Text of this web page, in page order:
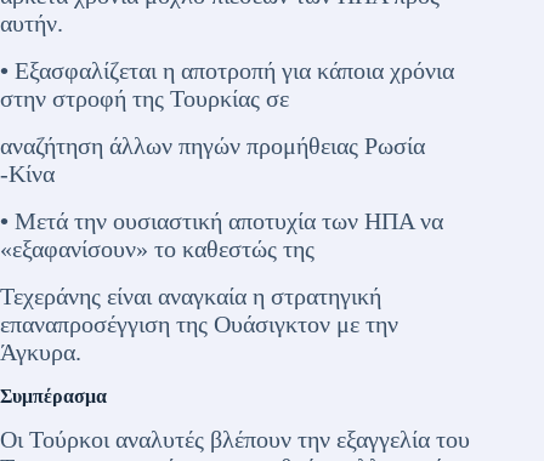
αυτήν.
• Εξασφαλίζεται η αποτροπή για κάποια χρόνια
στην στροφή της Τουρκίας σε
αναζήτηση άλλων πηγών προμήθειας Ρωσία
-Κίνα
• Μετά την ουσιαστική αποτυχία των ΗΠΑ να
«εξαφανίσουν» το καθεστώς της
Τεχεράνης είναι αναγκαία η στρατηγική
επαναπροσέγγιση της Ουάσιγκτον με την
Άγκυρα.
Συμπέρασμα
Οι Τούρκοι αναλυτές βλέπουν την εξαγγελία του